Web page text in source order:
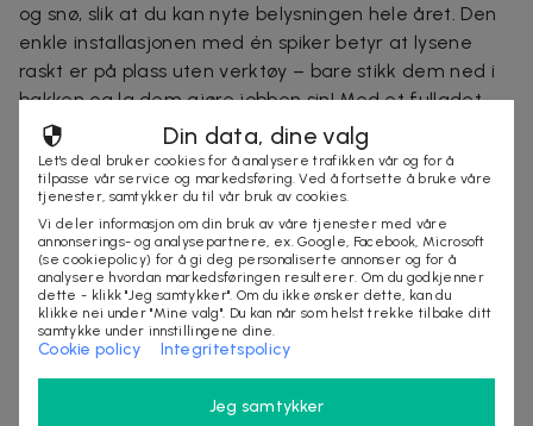
og snø, slik at du kan nyte belysningen hele året. Den
enkle installasjonen med én spiker betyr at lysene
raskt er på plass uten verktøy – bare stikk dem ned i
bakken og la dem gjøre jobben sin! Med et fulladet
batteri forblir disse lysene tent i opptil 8 timer, og gir
nok lys til å lyse opp natten. Perfekt for å sette
stemningen på fester eller bare nyte den rolige
hagen.
Produktspesifikasjoner:
Antall lamper: 10 stk.
Lyskilde: LED
Lys farge: Varm hvit
Vannbestandighet: IP44
Batteri: 100mAh / 1,2V
Tynningstid: Opptil 8 timer
Dimensjoner per lampe: 37 x 5,5 cm
Din data, dine valg
Let's deal bruker cookies for å analysere trafikken vår og for å
tilpasse vår service og markedsføring. Ved å fortsette å bruke våre
tjenester, samtykker du til vår bruk av cookies.
Vi deler informasjon om din bruk av våre tjenester med våre
annonserings- og analysepartnere, ex. Google, Facebook, Microsoft
(se cookiepolicy) for å gi deg personaliserte annonser og for å
analysere hvordan markedsføringen resulterer. Om du godkjenner
dette - klikk "Jeg samtykker". Om du ikke ønsker dette, kan du
klikke nei under "Mine valg". Du kan når som helst trekke tilbake ditt
samtykke under innstillingene dine.
Cookie policy Integritetspolicy
Jeg samtykker